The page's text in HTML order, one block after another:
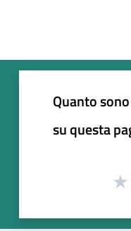
Quanto
su questa